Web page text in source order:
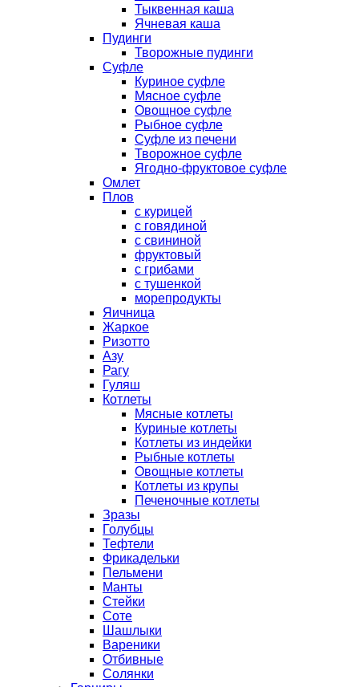
Тыквенная каша
Ячневая каша
Пудинги
Творожные пудинги
Суфле
Куриное суфле
Мясное суфле
Овощное суфле
Рыбное суфле
Суфле из печени
Творожное суфле
Ягодно-фруктовое суфле
Омлет
Плов
с курицей
с говядиной
с свининой
фруктовый
с грибами
с тушенкой
морепродукты
Яичница
Жаркое
Ризотто
Азу
Рагу
Гуляш
Котлеты
Мясные котлеты
Куриные котлеты
Котлеты из индейки
Рыбные котлеты
Овощные котлеты
Котлеты из крупы
Печеночные котлеты
Зразы
Голубцы
Тефтели
Фрикадельки
Пельмени
Манты
Стейки
Соте
Шашлыки
Вареники
Отбивные
Солянки